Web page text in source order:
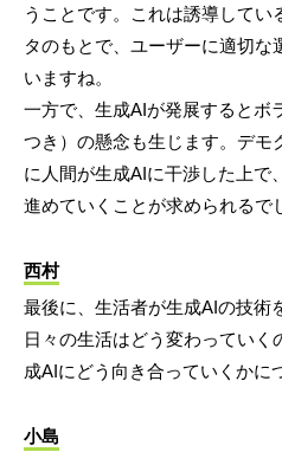
うことです。これは誘導してい
タのもとで、ユーザーに適切な
いますね。
一方で、生成AIが発展するとボ
つき）の懸念も生じます。デモ
に人間が生成AIに干渉した上で
進めていくことが求められるで
西村
最後に、生活者が生成AIの技術
日々の生活はどう変わっていく
成AIにどう向き合っていくかに
小島